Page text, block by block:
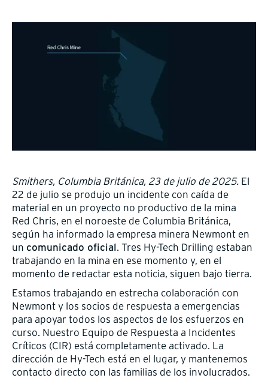
Smithers, Columbia Británica, 23 de julio de 2025. El
22 de julio se produjo un incidente con caída de
material en un proyecto no productivo de la mina
Red Chris, en el noroeste de Columbia Británica,
según ha informado la empresa minera Newmont en
un comunicado oficial . Tres Hy-Tech Drilling estaban
trabajando en la mina en ese momento y, en el
momento de redactar esta noticia, siguen bajo tierra.
Estamos trabajando en estrecha colaboración con
Newmont y los socios de respuesta a emergencias
para apoyar todos los aspectos de los esfuerzos en
curso. Nuestro Equipo de Respuesta a Incidentes
Críticos (CIR) está completamente activado. La
dirección de Hy-Tech está en el lugar, y mantenemos
contacto directo con las familias de los involucrados.